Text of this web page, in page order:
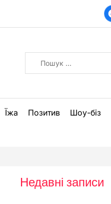
Їжа Позитив Шоу-біз
Недавні записи